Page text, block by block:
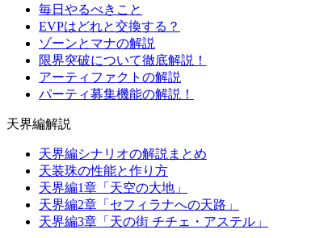
毎日やるべきこと
EVPはどれと交換する？
ゾーンとマナの解説
限界突破について徹底解説！
アーティファクトの解説
パーティ募集機能の解説！
天界編解説
天界編シナリオの解説まとめ
天装珠の性能と作り方
天界編1章「天空の大地」
天界編2章「セフィラナへの天路」
天界編3章「天の街 チチェ・アステル」